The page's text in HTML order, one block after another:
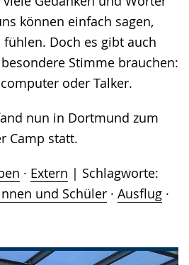
können einfach sagen,
Doch es gibt auch
Stimme brauchen:
oder Talker.
nun in Dortmund zum
Camp statt.
· Extern
Schlagworte:
und Schüler · Ausflug ·